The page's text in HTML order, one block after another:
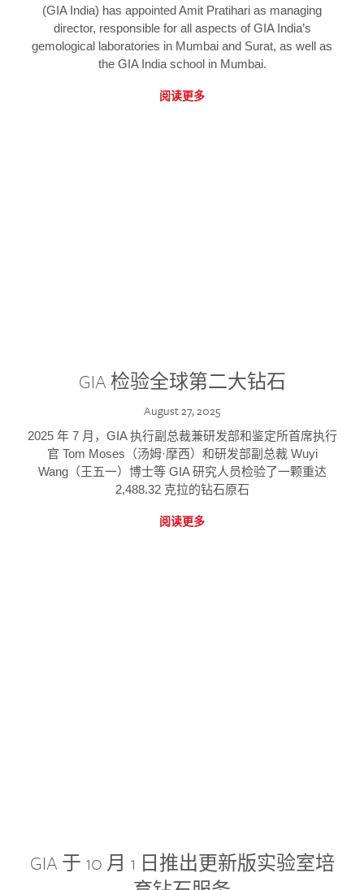
(GIA India) has appointed Amit Pratihari as managing
director, responsible for all aspects of GIA India’s
gemological laboratories in Mumbai and Surat, as well as
the GIA India school in Mumbai.
阅读更多
GIA 检验全球第二大钻石
August 27, 2025
2025 年 7 月，GIA 执行副总裁兼研发部和鉴定所首席执行
官 Tom Moses（汤姆·摩西）和研发部副总裁 Wuyi
Wang（王五一）博士等 GIA 研究人员检验了一颗重达
2,488.32 克拉的钻石原石
阅读更多
GIA 于 10 月 1 日推出更新版实验室培